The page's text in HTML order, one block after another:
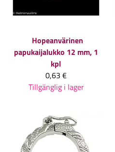
Hopeanvärinen
papukaijalukko 12 mm, 1
kpl
0,63 €
Tillgänglig i lager